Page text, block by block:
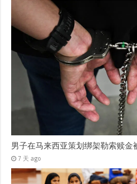
男子在马来西亚策划绑架勒索赎金
7 天 ago